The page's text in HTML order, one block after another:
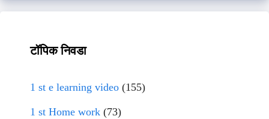
टॉपिक निवडा
1 st e learning video (155)
1 st Home work (73)